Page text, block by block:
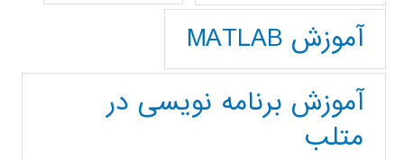
آموزش MATLAB
آموزش برنامه نویسی در
متلب